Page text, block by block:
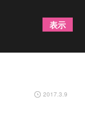
ゾンTVCM
2017.3.9
表示